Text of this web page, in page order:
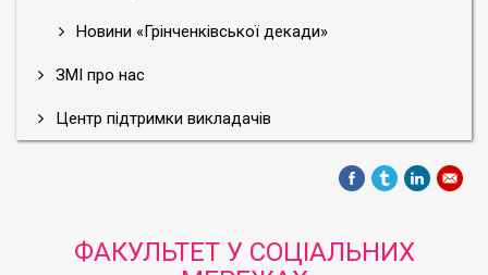
Новини «Грінченківської декади»
ЗМІ про нас
Центр підтримки викладачів
ФАКУЛЬТЕТ У СОЦІАЛЬНИХ